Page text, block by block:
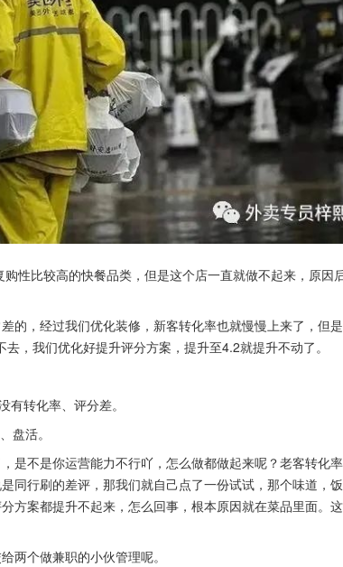
性比较高的快餐品类，但是这个店一直就做不起来，原因
的，经过我们优化装修，新客转化率也就慢慢上来了，但
，我们优化好提升评分方案，提升至4.2就提升不动了。
转化率、评分差。
盘活。
是不是你运营能力不行吖，怎么做都做起来呢？老客转化
同行刷的差评，那我们就自己点了一份试试，那个味道，
方案都提升不起来，怎么回事，根本原因就在菜品里面。
两个做兼职的小伙管理呢。